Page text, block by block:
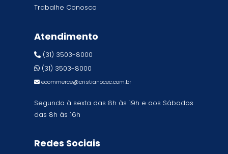
Trabalhe Conosco
Atendimento
(31) 3503-8000
(31) 3503-8000
ecommerce@cristianocec.com.br
Segunda à sexta das 8h às 19h e aos Sábados
das 8h às 16h
Redes Sociais